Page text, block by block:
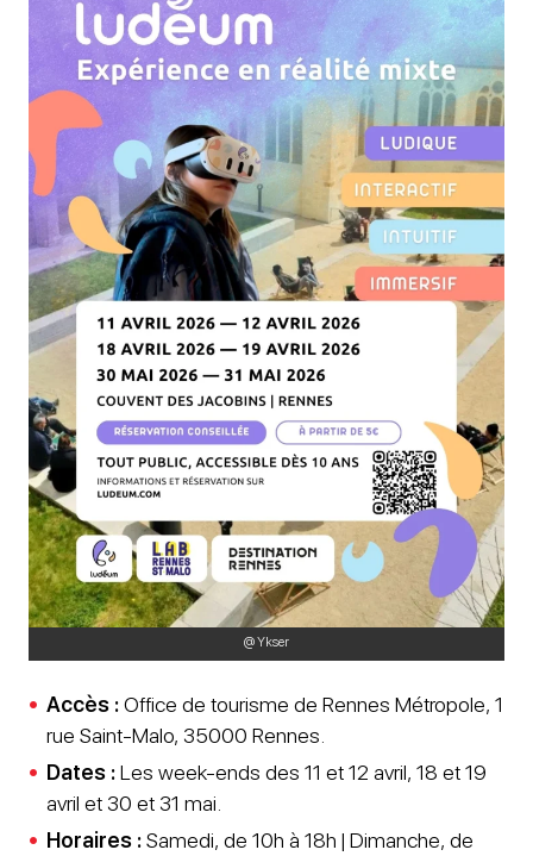
@ Ykser
Accès :Office de tourisme de Rennes Métropole, 1
rue Saint-Malo, 35000 Rennes.
Dates :Les week-ends des 11 et 12 avril, 18 et 19
avril et 30 et 31 mai.
Horaires :Samedi, de 10h à 18h | Dimanche, de